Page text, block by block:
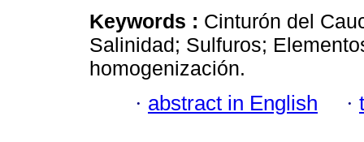
Keywords : Cinturón del
Salinidad; Sulfuros;
homogenización.
· abstract in English ·